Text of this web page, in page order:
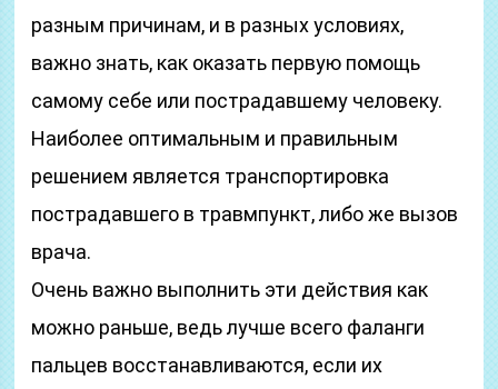
разным причинам, и в разных условиях,
важно знать, как оказать первую помощь
самому себе или пострадавшему человеку.
Наиболее оптимальным и правильным
решением является транспортировка
пострадавшего в травмпункт, либо же вызов
врача.
Очень важно выполнить эти действия как
можно раньше, ведь лучше всего фаланги
пальцев восстанавливаются, если их